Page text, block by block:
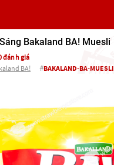
Bakaland BA! Muesli
đánh giá
BA! #BAKALAND-BA-MUESLI